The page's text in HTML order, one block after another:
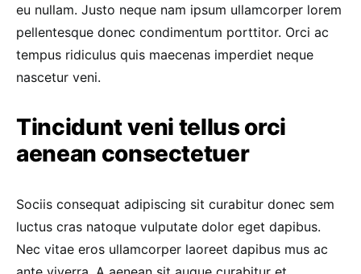
eu nullam. Justo neque nam ipsum ullamcorper lorem
pellentesque donec condimentum porttitor. Orci ac
tempus ridiculus quis maecenas imperdiet neque
nascetur veni.
Tincidunt veni tellus orci
aenean consectetuer
Sociis consequat adipiscing sit curabitur donec sem
luctus cras natoque vulputate dolor eget dapibus.
Nec vitae eros ullamcorper laoreet dapibus mus ac